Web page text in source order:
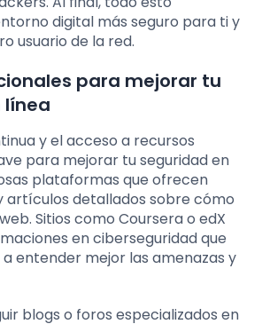
digital más seguro para ti y
usuario de la red.
para mejorar tu
línea
y el acceso a recursos
para mejorar tu seguridad en
plataformas que ofrecen
artículos detallados sobre cómo
Sitios como Coursera o edX
en ciberseguridad que
entender mejor las amenazas y
blogs o foros especializados en